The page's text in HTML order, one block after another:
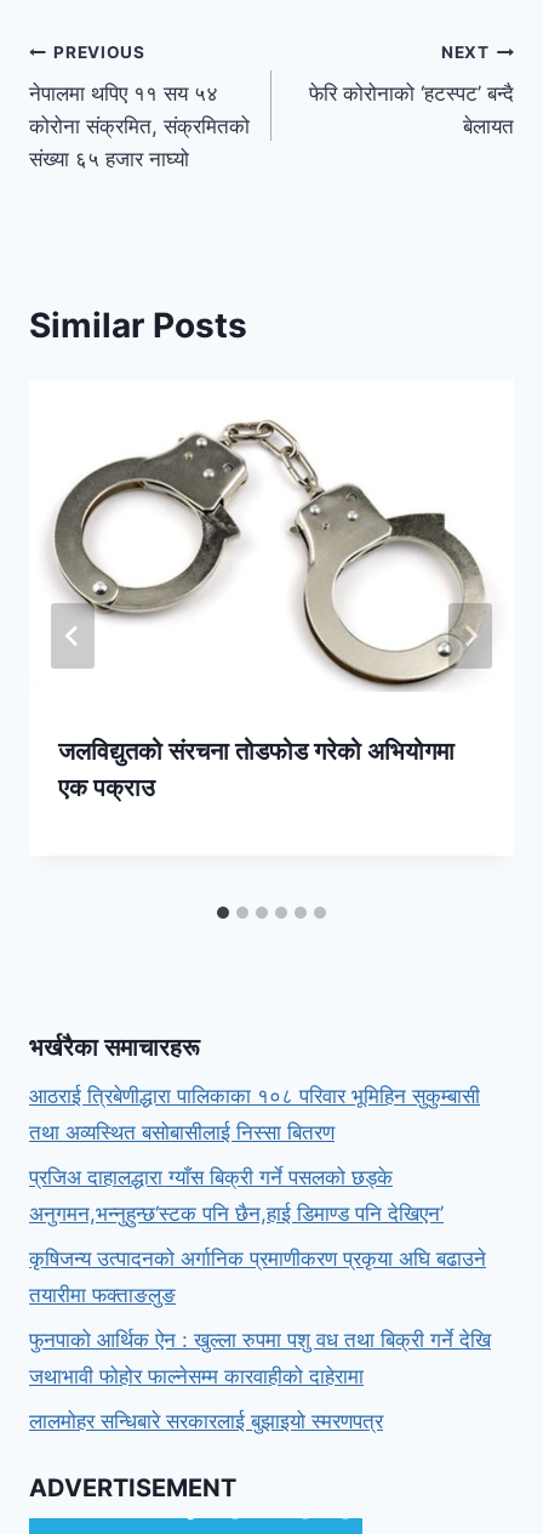
PREVIOUS
नेपालमा थपिए ११ सय ५४
कोरोना संक्रमित, संक्रमितको
संख्या ६५ हजार नाघ्यो
NEXT
फेरि कोरोनाको ‘हटस्पट’ बन्दै
बेलायत
Similar Posts
जलविद्युतको संरचना तोडफोड गरेको अभियोगमा
एक पक्राउ
भर्खरैका समाचारहरू
आठराई त्रिबेणीद्धारा पालिकाका १०८ परिवार भूमिहिन सुकुम्बासी
तथा अव्यस्थित बसोबासीलाई निस्सा बितरण
प्रजिअ दाहालद्धारा ग्याँस बिक्री गर्ने पसलको छड्के
अनुगमन,भन्नुहुन्छ‘स्टक पनि छैन,हाई डिमाण्ड पनि देखिएन’
कृषिजन्य उत्पादनको अर्गानिक प्रमाणीकरण प्रकृया अघि बढाउने
तयारीमा फक्ताङलुङ
फुनपाको आर्थिक ऐन : खुल्ला रुपमा पशु वध तथा बिक्री गर्ने देखि
जथाभावी फोहोर फाल्नेसम्म कारवाहीको दाहेरामा
लालमोहर सन्धिबारे सरकारलाई बुझाइयो स्मरणपत्र
ADVERTISEMENT